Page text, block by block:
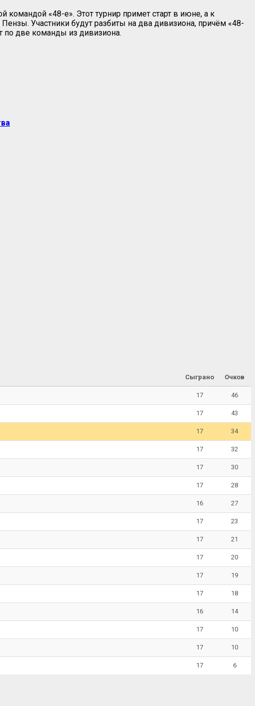
«48-е». Этот турнир примет старт в июне, а к
Участники будут разбиты на два дивизиона, причём «48-
две команды из дивизиона.
Сыграно Очков
17 46
17 43
17 34
17 32
17 30
17 28
16 27
17 23
17 21
17 20
17 19
17 18
16 14
17 10
17 10
17 6